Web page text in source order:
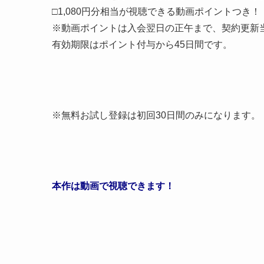
□1,080円分相当が視聴できる動画ポイントつき！
※動画ポイントは入会翌日の正午まで、契約更新
有効期限はポイント付与から45日間です。
※無料お試し登録は初回30日間のみになります。
本作は動画で視聴できます！